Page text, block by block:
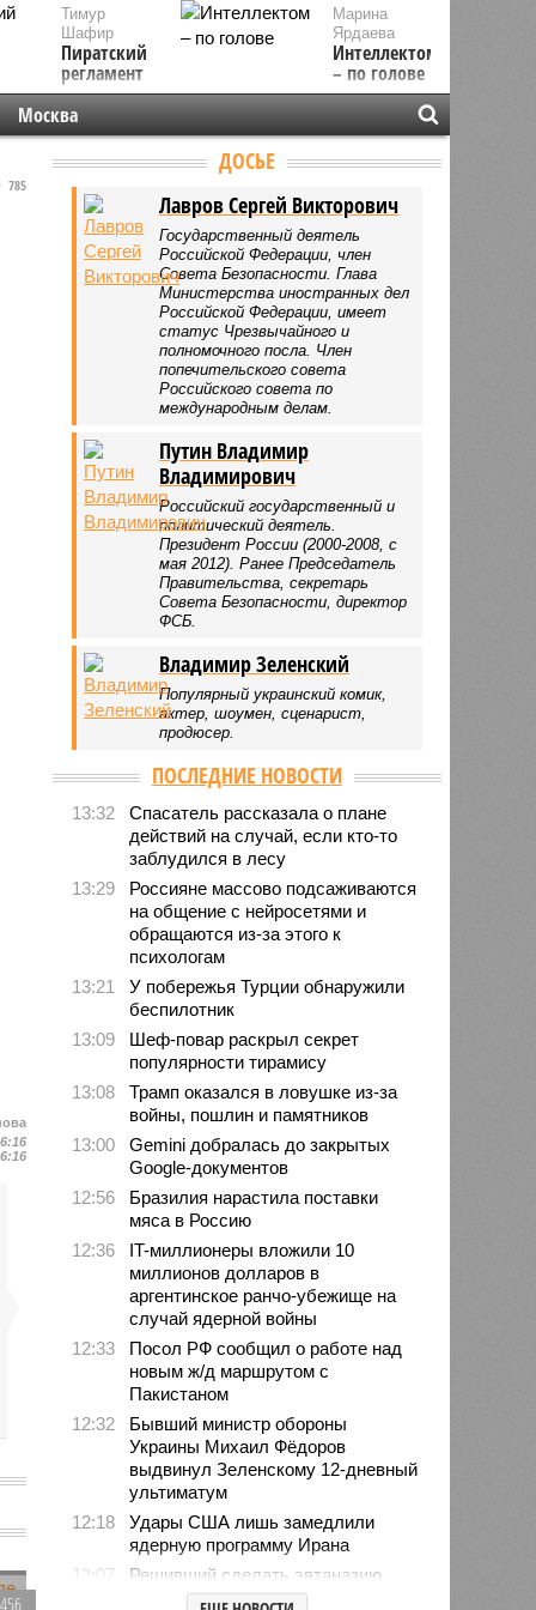
Марина
Ярдаева
Интеллектом
– по голове
Тимур
Шафир
Пиратский
регламент
Москва
785
ДОСЬЕ
Лавров Сергей Викторович
Государственный деятель
Российской Федерации, член
Совета Безопасности. Глава
Министерства иностранных дел
Российской Федерации, имеет
статус Чрезвычайного и
полномочного посла. Член
попечительского совета
Российского совета по
международным делам.
Путин Владимир
Владимирович
Российский государственный и
политический деятель.
Президент России (2000-2008, с
мая 2012). Ранее Председатель
Правительства, секретарь
Совета Безопасности, директор
ФСБ.
Владимир Зеленский
Популярный украинский комик,
актер, шоумен, сценарист,
продюсер.
ПОСЛЕДНИЕ НОВОСТИ
13:32
Спасатель рассказала о плане
действий на случай, если кто-то
заблудился в лесу
13:29
Россияне массово подсаживаются
на общение с нейросетями и
обращаются из-за этого к
психологам
13:21
У побережья Турции обнаружили
беспилотник
13:09
Шеф-повар раскрыл секрет
популярности тирамису
13:08
Трамп оказался в ловушке из-за
войны, пошлин и памятников
13:00
Gemini добралась до закрытых
Google-документов
12:56
Бразилия нарастила поставки
мяса в Россию
12:36
IT-миллионеры вложили 10
миллионов долларов в
аргентинское ранчо-убежище на
случай ядерной войны
12:33
Посол РФ сообщил о работе над
новым ж/д маршрутом с
Пакистаном
12:32
Бывший министр обороны
Украины Михаил Фёдоров
выдвинул Зеленскому 12-дневный
ультиматум
12:18
Удары США лишь замедлили
ядерную программу Ирана
12:07
Решивший сделать эвтаназию
блогер передумал из-за реакции